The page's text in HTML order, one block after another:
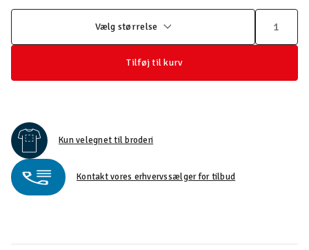
Vælg størrelse
Tilføj til kurv
Kun velegnet til broderi
Kontakt vores erhvervssælger for tilbud